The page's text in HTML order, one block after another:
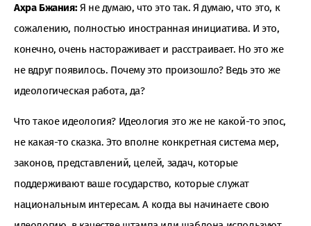
Ахра Бжания:Я не думаю, что это так. Я думаю, что это, к
сожалению, полностью иностранная инициатива. И это,
конечно, очень настораживает и расстраивает. Но это же
не вдруг появилось. Почему это произошло? Ведь это же
идеологическая работа, да?
Что такое идеология? Идеология это же не какой-то эпос,
не какая-то сказка. Это вполне конкретная система мер,
законов, представлений, целей, задач, которые
поддерживают ваше государство, которые служат
национальным интересам. А когда вы начинаете свою